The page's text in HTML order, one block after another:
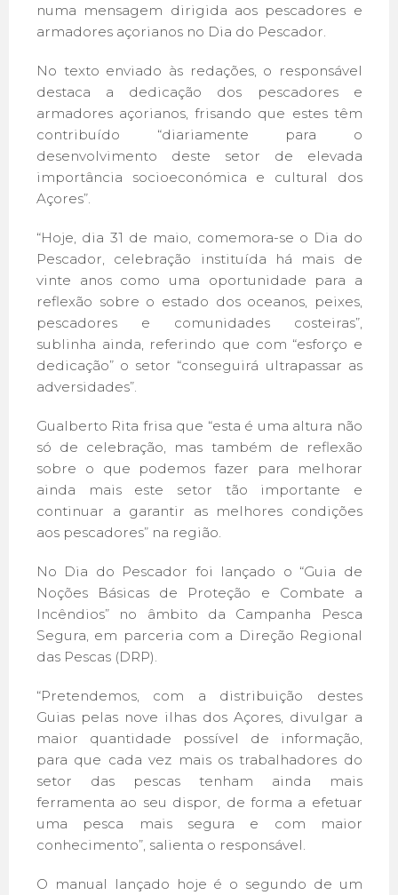
numa mensagem dirigida aos pescadores e
armadores açorianos no Dia do Pescador.
No texto enviado às redações, o responsável
destaca a dedicação dos pescadores e
armadores açorianos, frisando que estes têm
contribuído “diariamente para o
desenvolvimento deste setor de elevada
importância socioeconómica e cultural dos
Açores”.
“Hoje, dia 31 de maio, comemora-se o Dia do
Pescador, celebração instituída há mais de
vinte anos como uma oportunidade para a
reflexão sobre o estado dos oceanos, peixes,
pescadores e comunidades costeiras”,
sublinha ainda, referindo que com “esforço e
dedicação” o setor “conseguirá ultrapassar as
adversidades”.
Gualberto Rita frisa que “esta é uma altura não
só de celebração, mas também de reflexão
sobre o que podemos fazer para melhorar
ainda mais este setor tão importante e
continuar a garantir as melhores condições
aos pescadores” na região.
No Dia do Pescador foi lançado o “Guia de
Noções Básicas de Proteção e Combate a
Incêndios” no âmbito da Campanha Pesca
Segura, em parceria com a Direção Regional
das Pescas (DRP).
“Pretendemos, com a distribuição destes
Guias pelas nove ilhas dos Açores, divulgar a
maior quantidade possível de informação,
para que cada vez mais os trabalhadores do
setor das pescas tenham ainda mais
ferramenta ao seu dispor, de forma a efetuar
uma pesca mais segura e com maior
conhecimento”, salienta o responsável.
O manual lançado hoje é o segundo de um